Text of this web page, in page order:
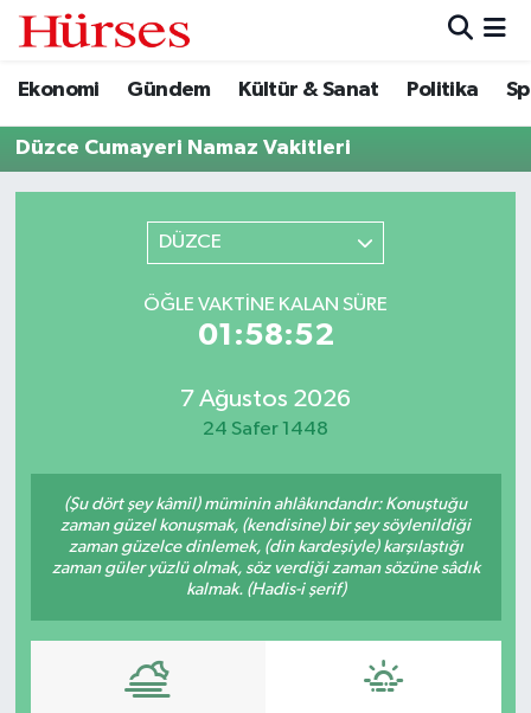
Ekonomi Gündem Kültür & Sanat Politika
Düzce Cumayeri Namaz Vakitleri
DÜZCE
ÖĞLE VAKTINE KALAN SÜRE
01:58:52
7 Ağustos 2026
24 Safer 1448
(Şu dört şey kâmil) müminin ahlâkındandır: Konuştuğu
zaman güzel konuşmak, (kendisine) bir şey söylenildiği
zaman güzelce dinlemek, (din kardeşiyle) karşılaştığı
zaman güler yüzlü olmak, söz verdiği zaman sözüne sâdık
kalmak. (Hadis-i şerif)
Ekonomi
Gündem
Hava Durumu
Trafik Durumu
Tüm Manşetler
Son Dakika Haberleri